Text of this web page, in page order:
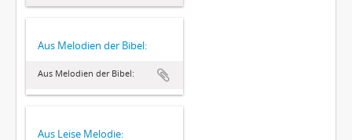
Aus Melodien der Bibel:
Aus Melodien der Bibel:
Aus Leise Melodie: